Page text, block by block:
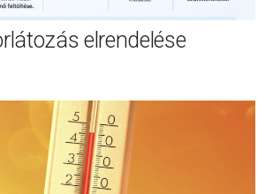
elrendelése